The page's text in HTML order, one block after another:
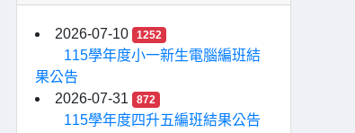
2026-07-10 1252
115學年度小一新生電腦編班結
果公告
2026-07-31
872
115學年度四升五編班結果公告